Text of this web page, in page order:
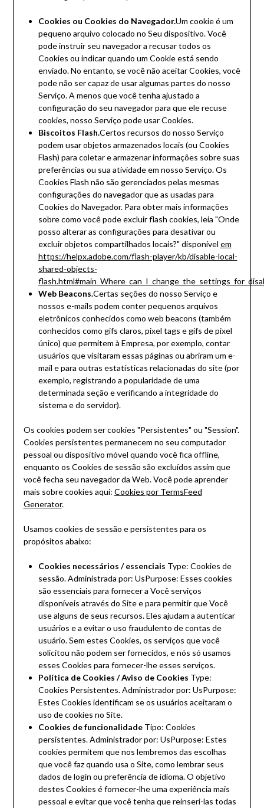
Cookies ou Cookies do Navegador.Um cookie é um
pequeno arquivo colocado no Seu dispositivo. Você
pode instruir seu navegador a recusar todos os
Cookies ou indicar quando um Cookie está sendo
enviado. No entanto, se você não aceitar Cookies, você
pode não ser capaz de usar algumas partes do nosso
Serviço. A menos que você tenha ajustado a
configuração do seu navegador para que ele recuse
cookies, nosso Serviço pode usar Cookies.
Biscoitos Flash.Certos recursos do nosso Serviço
podem usar objetos armazenados locais (ou Cookies
Flash) para coletar e armazenar informações sobre suas
preferências ou sua atividade em nosso Serviço. Os
Cookies Flash não são gerenciados pelas mesmas
configurações do navegador que as usadas para
Cookies do Navegador. Para obter mais informações
sobre como você pode excluir flash cookies, leia "Onde
posso alterar as configurações para desativar ou
excluir objetos compartilhados locais?" disponível em
https://helpx.adobe.com/flash-player/kb/disable-local-
shared-objects-
Web Beacons.Certas seções do nosso Serviço e
nossos e-mails podem conter pequenos arquivos
eletrônicos conhecidos como web beacons (também
conhecidos como gifs claros, pixel tags e gifs de pixel
único) que permitem à Empresa, por exemplo, contar
usuários que visitaram essas páginas ou abriram um e-
mail e para outras estatísticas relacionadas do site (por
exemplo, registrando a popularidade de uma
determinada seção e verificando a integridade do
sistema e do servidor).
Os cookies podem ser cookies "Persistentes" ou "Session".
Cookies persistentes permanecem no seu computador
pessoal ou dispositivo móvel quando você fica offline,
enquanto os Cookies de sessão são excluídos assim que
você fecha seu navegador da Web. Você pode aprender
mais sobre cookies aqui: Cookies por TermsFeed
Generator.
Usamos cookies de sessão e persistentes para os
propósitos abaixo:
Cookies necessários / essenciais Type: Cookies de
sessão. Administrada por: UsPurpose: Esses cookies
são essenciais para fornecer a Você serviços
disponíveis através do Site e para permitir que Você
use alguns de seus recursos. Eles ajudam a autenticar
usuários e a evitar o uso fraudulento de contas de
usuário. Sem estes Cookies, os serviços que você
solicitou não podem ser fornecidos, e nós só usamos
esses Cookies para fornecer-lhe esses serviços.
Política de Cookies / Aviso de Cookies Type:
Cookies Persistentes. Administrador por: UsPurpose:
Estes Cookies identificam se os usuários aceitaram o
uso de cookies no Site.
Cookies de funcionalidadeTipo: Cookies
persistentes. Administrador por: UsPurpose: Estes
cookies permitem que nos lembremos das escolhas
que você faz quando usa o Site, como lembrar seus
dados de login ou preferência de idioma. O objetivo
destes Cookies é fornecer-lhe uma experiência mais
pessoal e evitar que você tenha que reinseri-las todas